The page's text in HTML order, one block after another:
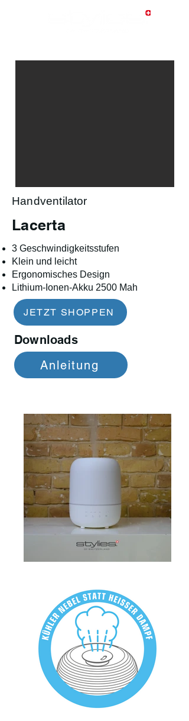
Handventilator
Lacerta
3 Geschwindigkeitsstufen
Klein und leicht
Ergonomisches Design
Lithium-Ionen-Akku 2500 Mah
JETZT SHOPPEN
Downloads
Anleitung